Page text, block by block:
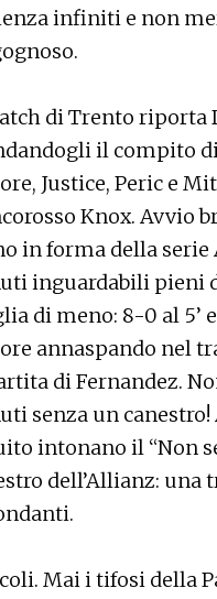
infiniti e non
di Trento riporta
il compito
Justice, Peric e
Knox. Avvio
in forma della serie
inguardabili pieni
di meno: 8-0 al
annaspando nel
di Fernandez.
senza un
intonano il “Non
dell’Allianz:
Mai i tifosi della